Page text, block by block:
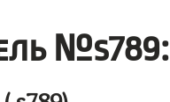
№s789: